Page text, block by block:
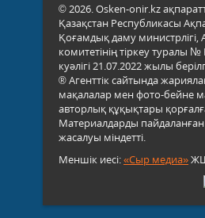
© 2026. Osken-onir.kz
Қазақстан Республикасы
Қоғамдық даму министрлігі,
комитетінің тіркеу туралы №
куәлігі 21.07.2022 жылы
® Агенттік сайтында
мақалалар мен фото-бейне
авторлық құқықтары
Материалдарды пайдаланған
жасалуы міндетті.
Меншік иесі:«Сыр медиа»